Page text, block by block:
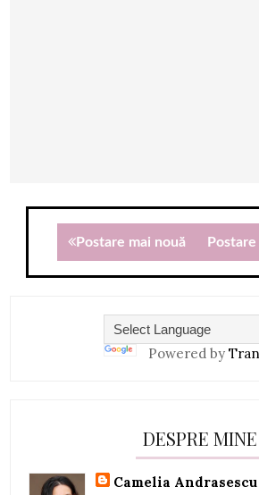
Postare mai nouă
Powered by
DESPRE MINE
Camelia Andrasescu